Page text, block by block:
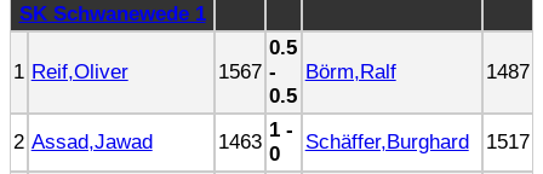
SK Schwanewede 1
1 Reif,Oliver 1567
0.5
-
0.5
Börm,Ralf 1487
2 Assad,Jawad 1463
1 -
0
Schäffer,Burghard 1517